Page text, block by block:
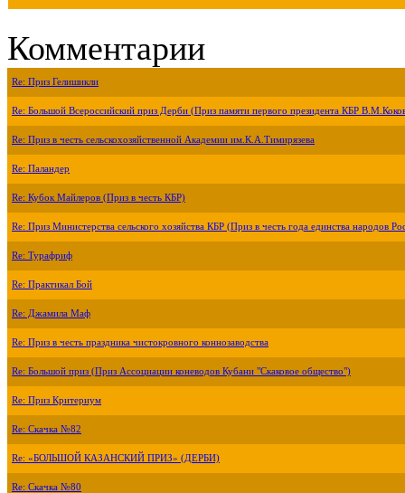
Комментарии
Re: Приз Гелишикли
Re: Большой Всероссийский приз Дерби (Приз памяти первого президента КБР
Re: Приз в честь сельскохозяйственной Академии им.К.А.Тимирязева
Re: Паландер
Re: Кубок Майлеров (Приз в честь КБР)
Re: Приз Министерства сельского хозяйства КБР (Приз в честь года единства народов
Re: Турафриф
Re: Практикал Бой
Re: Джамила Маф
Re: Приз в честь праздника чистокровного коннозаводства
Re: Большой приз (Приз Ассоциации коневодов Кубани "Скаковое общество")
Re: Приз Критериум
Re: Скачка №82
Re: «БОЛЬШОЙ КАЗАНСКИЙ ПРИЗ» (ДЕРБИ)
Re: Скачка №80